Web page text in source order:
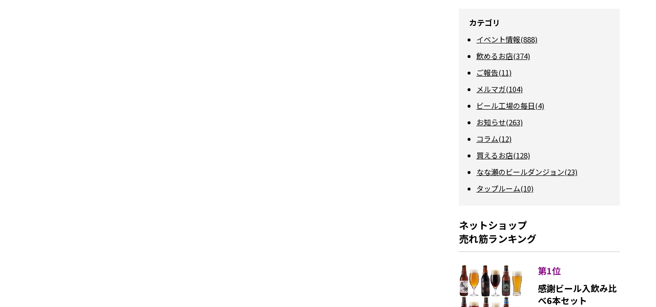
カテゴリ
イベント情報(888)
飲めるお店(374)
ご報告(11)
メルマガ(104)
ビール工場の毎日(4)
お知らせ(263)
コラム(12)
買えるお店(128)
なな瀬のビールダンジョン(23)
タップルーム(10)
ネットショップ
売れ筋ランキング
第1位
感謝ビール入飲み比
べ6本セット